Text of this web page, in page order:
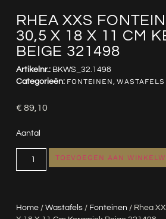
RHEA XXS
30,5 X 18 X 11 CM
BEIGE 321498
Home/ Wastafels/ Fonteinen / Rhea
Artikelnr.: BKWS_32.1498
Categorieën: FONTEINEN,WASTAFELS
€ 89,10
Aantal
TOEVOEGEN AAN